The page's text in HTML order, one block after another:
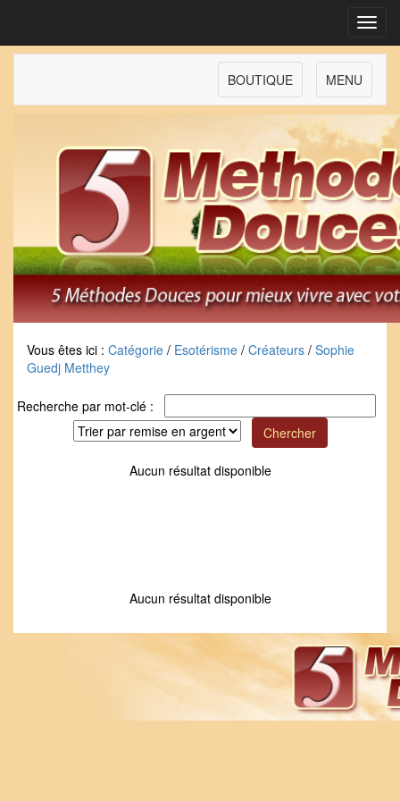
MENU
BOUTIQUE
Vous êtes ici : Catégorie / Esotérisme / Créateurs / Sophie
Guedj Metthey
Recherche par mot-clé :
Aucun résultat disponible
Aucun résultat disponible